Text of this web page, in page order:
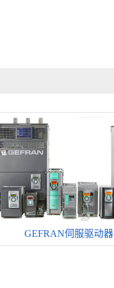
GEFRAN伺服驱动器